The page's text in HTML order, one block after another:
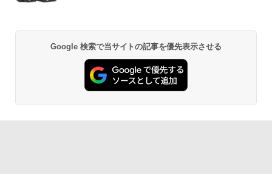
Google 検索で当サイトの記事を優先表示させる